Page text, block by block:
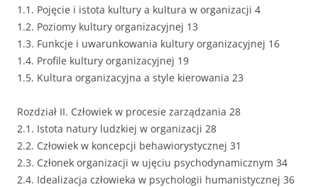
1.1. Pojęcie i istota kultury a kultura w organizacji 4
1.2. Poziomy kultury organizacyjnej 13
1.3. Funkcje i uwarunkowania kultury organizacyjnej 16
1.4. Profile kultury organizacyjnej 19
1.5. Kultura organizacyjna a style kierowania 23
Rozdział II. Człowiek w procesie zarządzania 28
2.1. Istota natury ludzkiej w organizacji 28
2.2. Człowiek w koncepcji behawiorystycznej 31
2.3. Członek organizacji w ujęciu psychodynamicznym 34
2.4. Idealizacja człowieka w psychologii humanistycznej 36